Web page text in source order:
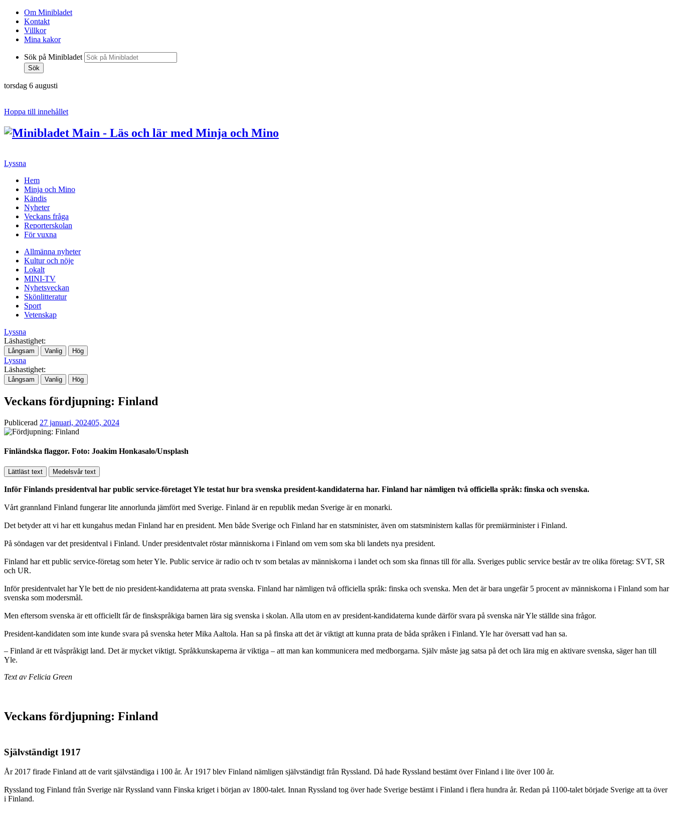
Om Minibladet
Kontakt
Villkor
Mina kakor
Sök på Minibladet
Sök
torsdag 6 augusti
Hoppa till innehållet
Lyssna
Hem
Minja och Mino
Kändis
Nyheter
Veckans fråga
Reporterskolan
För vuxna
Allmänna nyheter
Kultur och nöje
Lokalt
MINI-TV
Nyhetsveckan
Skönlitteratur
Sport
Vetenskap
Lyssna
Läshastighet:
Långsam Vanlig Hög
Lyssna
Läshastighet:
Långsam Vanlig Hög
Veckans fördjupning: Finland
Publicerad 27 januari, 202405, 2024
Finländska flaggor. Foto: Joakim Honkasalo/Unsplash
Lättläst text Medelsvår text
Inför Finlands presidentval har public service-företaget Yle testat hur bra svenska president-kandidaterna har. Finland har nämligen två officiella språk: finska och svenska.
Vårt grannland Finland fungerar lite annorlunda jämfört med Sverige. Finland är en republik medan Sverige är en monarki.
Det betyder att vi har ett kungahus medan Finland har en president. Men både Sverige och Finland har en statsminister, även om statsministern kallas för premiärminister i Finland.
På söndagen var det presidentval i Finland. Under presidentvalet röstar människorna i Finland om vem som ska bli landets nya president.
Finland har ett public service-företag som heter Yle. Public service är radio och tv som betalas av människorna i landet och som ska finnas till för alla. Sveriges public service består av tre olika företag: SVT, SR
och UR.
Inför presidentvalet har Yle bett de nio president-kandidaterna att prata svenska. Finland har nämligen två officiella språk: finska och svenska. Men det är bara ungefär 5 procent av människorna i Finland som har
svenska som modersmål.
Men eftersom svenska är ett officiellt får de finskspråkiga barnen lära sig svenska i skolan. Alla utom en av president-kandidaterna kunde därför svara på svenska när Yle ställde sina frågor.
President-kandidaten som inte kunde svara på svenska heter Mika Aaltola. Han sa på finska att det är viktigt att kunna prata de båda språken i Finland. Yle har översatt vad han sa.
– Finland är ett tvåspråkigt land. Det är mycket viktigt. Språkkunskaperna är viktiga – att man kan kommunicera med medborgarna. Själv måste jag satsa på det och lära mig en aktivare svenska, säger han till
Yle.
Text av Felicia Green
Veckans fördjupning: Finland
Självständigt 1917
År 2017 firade Finland att de varit självständiga i 100 år. År 1917 blev Finland nämligen självständigt från Ryssland. Då hade Ryssland bestämt över Finland i lite över 100 år.
Ryssland tog Finland från Sverige när Ryssland vann Finska kriget i början av 1800-talet. Innan Ryssland tog över hade Sverige bestämt i Finland i flera hundra år. Redan på 1100-talet började Sverige att ta över
i Finland.